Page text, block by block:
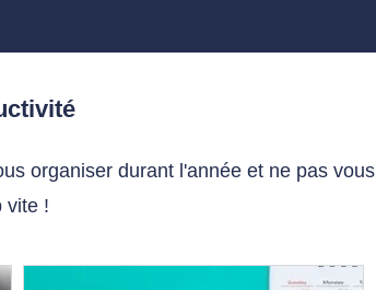
organiser durant l'année et ne pas vous
vite !